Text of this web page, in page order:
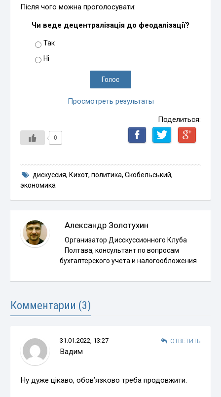
Після чого можна проголосувати:
Чи веде децентралізація до феодалізації?
Так
Ні
Просмотреть результаты
Поделиться:
0
дискуссия, Кихот, политика, Скобельський,
экономика
Александр Золотухин
Организатор Дисскуссионного Клуба
Полтава, консультант по вопросам
бухгалтерского учёта и налогообложения
Комментарии (3)
ОТВЕТИТЬ
31.01.2022, 13:27
Вадим
Ну дуже цікаво, обов’язково треба продовжити.